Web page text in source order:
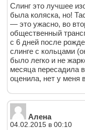
Слинг это лучшее
была коляска, но!
— это ужасно, во
общественный
с 6 дней после
слинге с кольцами
было легко и не
месяца пересадила
оценила, нет у меня
Алена
04.02.2015 в 00:10